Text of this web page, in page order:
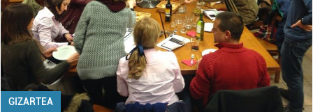
GIZARTEA